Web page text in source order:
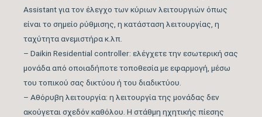
Assistant για τον έλεγχο των κύριων λειτουργιών όπως
είναι το σημείο ρύθμισης, η κατάσταση λειτουργίας, η
ταχύτητα ανεμιστήρα κ.λπ.
– Daikin Residential controller: ελέγχετε την εσωτερική σας
μονάδα από οποιαδήποτε τοποθεσία με εφαρμογή, μέσω
του τοπικού σας δικτύου ή του διαδικτύου.
– Αθόρυβη λειτουργία: η λειτουργία της μονάδας δεν
ακούγεται σχεδόν καθόλου. Η στάθμη ηχητικής πίεσης
Εύρος Ψυκτικής
Ικανότητας (BTU/h)
Βαθμός Ενεργειακής
απόδοσης Ψύξης
(SEER)
7,33